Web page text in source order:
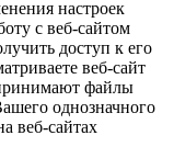
настроек
с веб-сайтом
доступ к его
веб-сайт
файлы
однозначного
веб-сайтах